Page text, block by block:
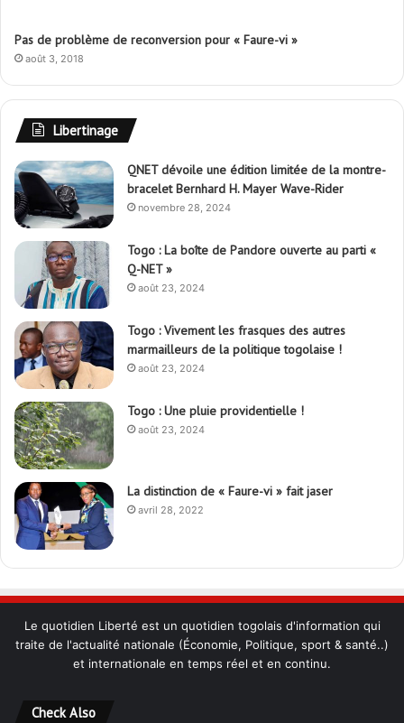
Pas de problème de reconversion pour « Faure-vi »
août 3, 2018
Libertinage
QNET dévoile une édition limitée de la montre-
bracelet Bernhard H. Mayer Wave-Rider
novembre 28, 2024
Togo : La boîte de Pandore ouverte au parti «
Q-NET »
août 23, 2024
Togo : Vivement les frasques des autres
marmailleurs de la politique togolaise !
août 23, 2024
Togo : Une pluie providentielle !
août 23, 2024
La distinction de « Faure-vi » fait jaser
avril 28, 2022
Le quotidien Liberté est un quotidien togolais d'information qui
traite de l'actualité nationale (Économie, Politique, sport & santé..)
et internationale en temps réel et en continu.
Check Also